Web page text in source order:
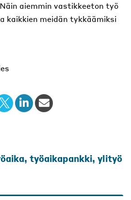
aiemmin vastikkeeton työ
kaikkien meidän tykkäämiksi
, työaikapankki, ylityö